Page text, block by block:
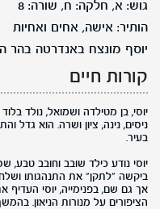
גוש: א, חלקה: ח, שורה: 8
הותיר: אישה, אחים ואחיות
יוסף מונצח באנדרטה בהר
קורות חיים
ניסים, נינה, ציון ושרה. הוא גדל
בעיר.
יוסי נודע כילד שובב וחובב טבע,
ביקשה "לתקן" את התנהגותו
אך גם שם, בפנימייה, יוסי
הציפורים על מנורות הניאון.